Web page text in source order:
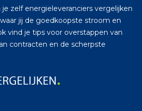
zelf energieleveranciers vergelijken
jij de goedkoopste stroom en
vind je tips voor overstappen van
contracten en de scherpste